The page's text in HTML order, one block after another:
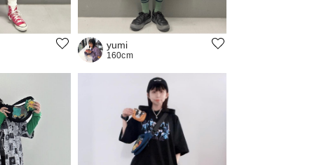
yumi
160cm